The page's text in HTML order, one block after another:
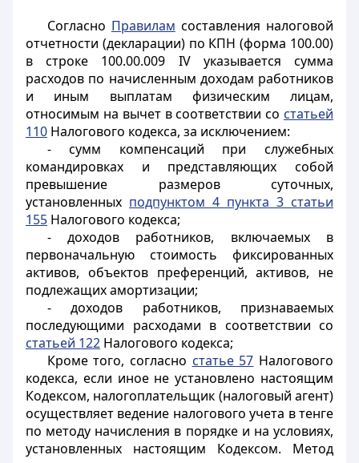
Согласно Правилам составления налоговой
отчетности (декларации) по КПН (форма 100.00)
в строке 100.00.009 IV указывается сумма
расходов по начисленным доходам работников
и иным выплатам физическим лицам,
относимым на вычет в соответствии со статьей
110 Налогового кодекса, за исключением:
- сумм компенсаций при служебных
командировках и представляющих собой
превышение размеров суточных,
установленных подпунктом 4 пункта 3 статьи
155 Налогового кодекса;
- доходов работников, включаемых в
первоначальную стоимость фиксированных
активов, объектов преференций, активов, не
подлежащих амортизации;
- доходов работников, признаваемых
последующими расходами в соответствии со
статьей 122 Налогового кодекса;
Кроме того, согласно статье 57 Налогового
кодекса, если иное не установлено настоящим
Кодексом, налогоплательщик (налоговый агент)
осуществляет ведение налогового учета в тенге
по методу начисления в порядке и на условиях,
установленных настоящим Кодексом. Метод